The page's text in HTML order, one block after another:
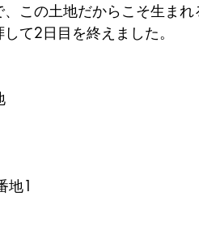
この土地だからこそ生まれ
して2日目を終えました。
番地
地1